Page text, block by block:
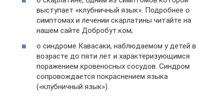
выступает «клубничный язык». Подробнее о
симптомах и лечении скарлатины читайте на
нашем сайте Добробут.ком;
о синдроме Кавасаки, наблюдаемом у детей в
возрасте до пяти лет и характеризующимся
поражением кровеносных сосудов. Синдром
сопровождается покраснением языка
(«клубничный язык»).